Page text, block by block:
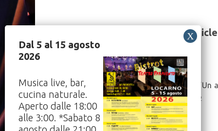
Share this article
Post
Navigation
Cinema: “Un
06/04/2022
Dal 5 al 15 agosto
2026
Musica live, bar,
cucina naturale.
Aperto dalle 18:00
alle 3:00. *Sabato 8